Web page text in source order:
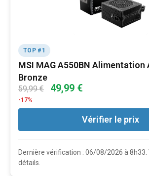
TOP #1
MSI MAG A550BN Alimentation
Bronze
59,99 € 49,99 €
-17%
Vérifier le prix
Dernière vérification : 06/08/2026 à 8h33.
détails.